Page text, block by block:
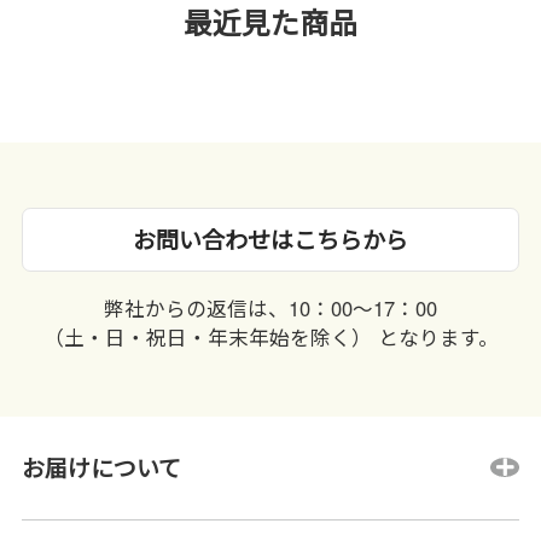
最近見た商品
お問い合わせはこちらから
弊社からの返信は、10：00〜17：00
（土・日・祝日・年末年始を除く） となります。
お届けについて